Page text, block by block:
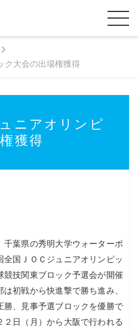
ク大会の出場権獲得
ニアオリンピ
獲得
千葉県の秀明大学ウォーターポ
国ＪＯＣジュニアオリンピッ
競技関東ブロック予選会が開催
初戦から快進撃で勝ち進み、
、見事予選ブロックを優勝で
日（月）から大阪で行われる